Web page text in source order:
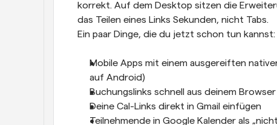
korrekt. Auf dem Desktop sitzen die
das Teilen eines Links Sekunden, nicht Tabs.
Ein paar Dinge, die du jetzt schon tun kannst:
Mobile Apps mit einem ausgereiften
auf Android)
Buchungslinks schnell aus deinem
Deine Cal-Links direkt in Gmail einfügen
Teilnehmende in Google Kalender als